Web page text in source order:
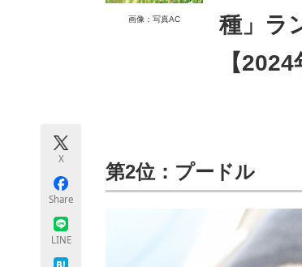
ちょっと気になるネットの話題
画像：写真AC
種」ラ
【
X
Share
LINE
第2位：プードル